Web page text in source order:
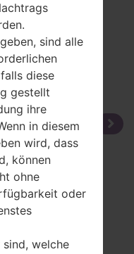
sind alle
diese
gestellt
ihre
in diesem
wird, dass
können
ohne
oder
welche